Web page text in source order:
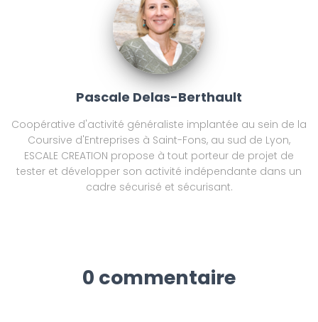
Pascale Delas-Berthault
Coopérative d'activité généraliste implantée au sein de la
Coursive d'Entreprises à Saint-Fons, au sud de Lyon,
ESCALE CREATION propose à tout porteur de projet de
tester et développer son activité indépendante dans un
cadre sécurisé et sécurisant.
0 commentaire